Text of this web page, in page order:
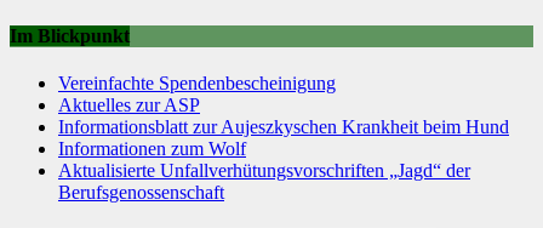
Im Blickpunkt
Vereinfachte Spendenbescheinigung
Aktuelles zur ASP
Informationsblatt zur Aujeszkyschen Krankheit beim Hund
Informationen zum Wolf
Aktualisierte Unfallverhütungsvorschriften „Jagd“ der
Berufsgenossenschaft